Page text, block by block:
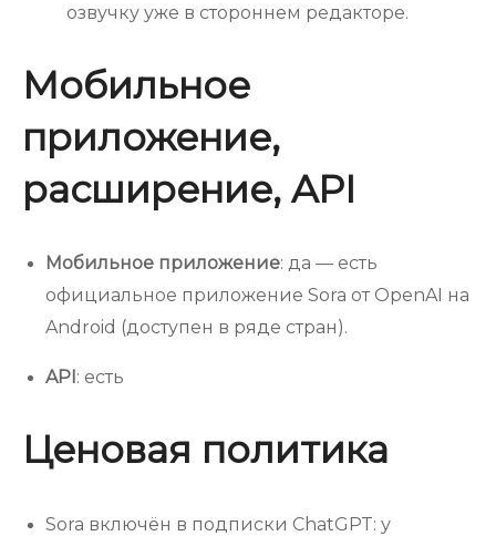
озвучку уже в стороннем редакторе.
Мобильное
приложение,
расширение, API
Мобильное приложение: да — есть
официальное приложение Sora от OpenAI на
Android (доступен в ряде стран).
API : есть
Ценовая политика
Sora включён в подписки ChatGPT: у